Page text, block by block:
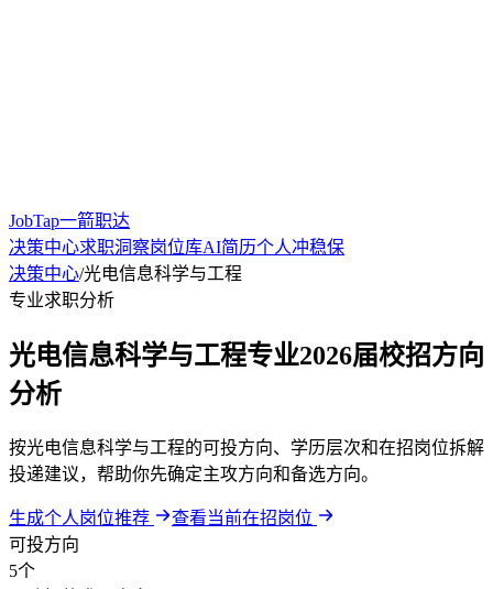
JobTap一箭职达
决策中心求职洞察岗位库AI简历个人冲稳保
决策中心/光电信息科学与工程
专业求职分析
光电信息科学与工程专业2026届校招方向
分析
按光电信息科学与工程的可投方向、学历层次和在招岗位拆解
投递建议，帮助你先确定主攻方向和备选方向。
生成个人岗位推荐
查看当前在招岗位
可投方向
5个